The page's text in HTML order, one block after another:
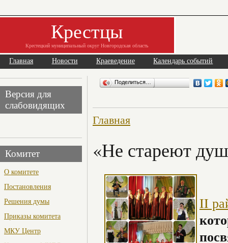
Крестцы
Крестецкий муниципальный округ Новгородская область
Главная Новости Краеведение Календарь событий
Версия для
слабовидящих
Комитет
О комитете
Постановления
Решения думы
Приказы комитета
МКУ Центр
Поделиться…
Главная
«Не стареют
II